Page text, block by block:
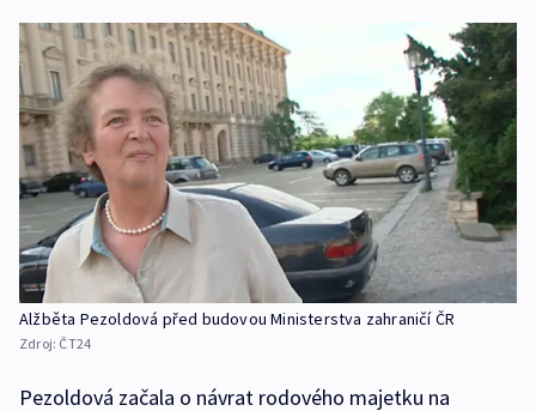
Alžběta Pezoldová před budovou Ministerstva zahraničí ČR
Zdroj: ČT24
Pezoldová začala o návrat rodového majetku na